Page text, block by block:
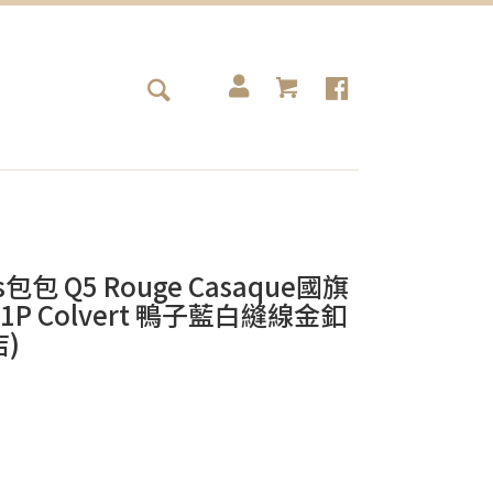
包 Q5 Rouge Casaque國旗
Colvert 鴨子藍白縫線金釦
)